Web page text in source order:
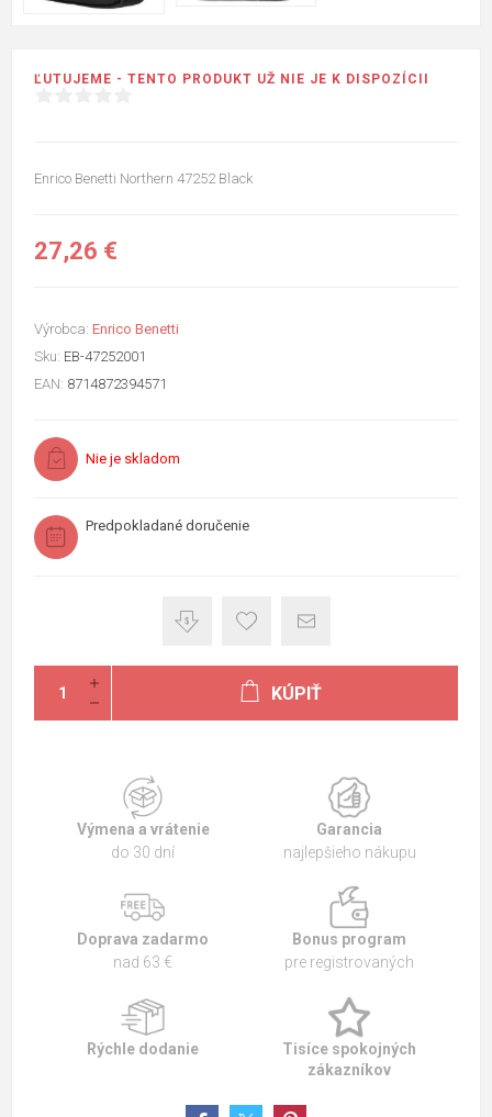
ĽUTUJEME - TENTO PRODUKT UŽ NIE JE K DISPOZÍCII
Enrico Benetti Northern 47252 Black
27,26 €
Výrobca: Enrico Benetti
Sku: EB-47252001
EAN: 8714872394571
Nie je skladom
Predpokladané doručenie
KÚPIŤ
Výmena a vrátenie
do 30 dní
Garancia
najlepšieho nákupu
Doprava zadarmo
nad 63 €
Bonus program
pre registrovaných
Rýchle dodanie
Tisíce spokojných
zákazníkov